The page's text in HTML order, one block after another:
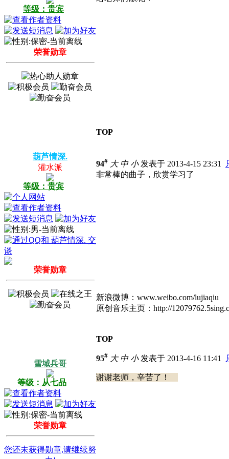
等级：贵宾
荣誉勋章
TOP
葫芦情深.
灌水派
等级：贵宾
荣誉勋章
94# 大 中 小发表于 2013-4-15 23:31
非常棒的曲子，欣赏学习了
新浪微博：www.weibo.com/lujiaqiu
原创音乐主页：http://
TOP
雪域兵哥
等级：从七品
荣誉勋章
您还未获得勋章,请继续努
95# 大 中 小发表于 2013-4-16 11:41
谢谢老师，辛苦了！